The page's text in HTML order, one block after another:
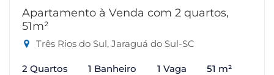
Apartamento à Venda com 2 quartos,
51m²
Três Rios do Sul, Jaraguá do Sul-SC
2 Quartos 1 Banheiro 1 Vaga 51 m²